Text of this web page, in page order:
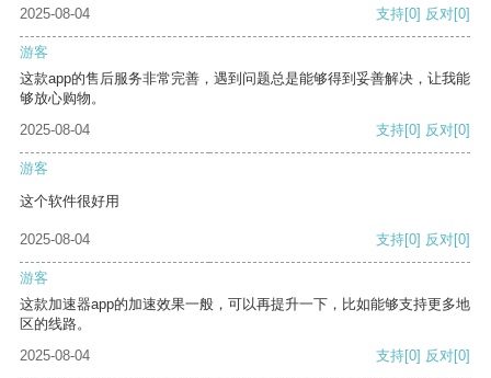
2025-08-04
支持[0] 反对[0]
游客
这款app的售后服务非常完善，遇到问题总是能够得到妥善解决，让我能
够放心购物。
2025-08-04
支持[0] 反对[0]
游客
这个软件很好用
2025-08-04 支持[0] 反对[0]
游客
这款加速器app的加速效果一般，可以再提升一下，比如能够支持更多地
区的线路。
2025-08-04
支持[0] 反对[0]